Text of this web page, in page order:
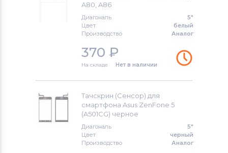
Тачскрины для смартфонов
Тачскрины для смартфонов
Тачскрины для смартфоновExplay
Тачскрины для смартфонов
Тачскрины для смартфонов
A80, A86
Диагональ
5"
Цвет
белый
Производство
Аналог
370 ₽
На складе Нет в наличии
Тачскрин (Сенсор) для
смартфона Asus ZenFone 5
(A501CG) черное
Диагональ
5"
Цвет
черный
Производство
Аналог